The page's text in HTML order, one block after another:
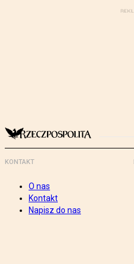
KONTAKT
O nas
Kontakt
Napisz do nas